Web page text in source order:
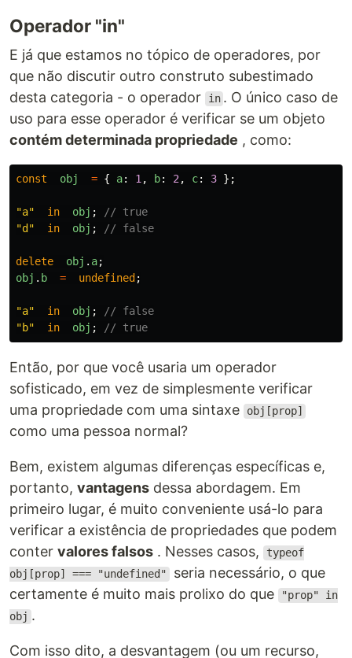
Operador "in"
E já que estamos no tópico de operadores, por
que não discutir outro construto subestimado
desta categoria - o operador
in . O único caso de
uso para esse operador é verificar se um objeto
contém determinada propriedade , como:
const obj = { a: 1 , b: 2 , c: 3 };
"a" in obj ;
// true
"d " in obj ; // false
delete obj . a;
obj . b = undefined ;
"a" in obj ;
// false
"b" in obj ; // true
Então, por que você usaria um operador
sofisticado, em vez de simplesmente verificar
uma propriedade com uma sintaxe
obj[prop]
como uma pessoa normal?
Bem, existem algumas diferenças específicas e,
portanto, vantagens dessa abordagem. Em
primeiro lugar, é muito conveniente usá-lo para
verificar a existência de propriedades que podem
conter valores falsos . Nesses casos,
typeof
obj[prop] === "undefined" seria necessário, o que
certamente é muito mais prolixo do que
"prop" in
obj .
Com isso dito, a desvantagem (ou um recurso,